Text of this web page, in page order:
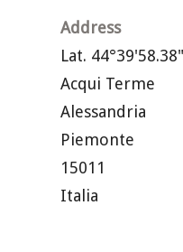
Address
Lat.
Acqui Terme
Alessandria
Piemonte
15011
Italia